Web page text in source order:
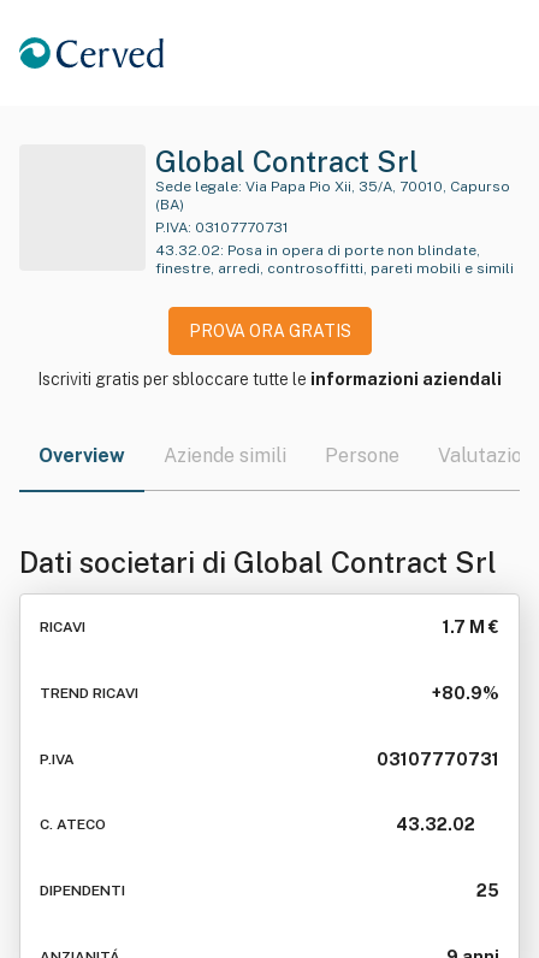
Global Contract Srl
Sede legale:
(BA)
P.IVA: 03107770731
43.32.02: Posa in opera di porte non blindate,
finestre, arredi, controsoffitti, pareti mobili e simili
PROVA ORA GRATIS
Iscriviti gratis per sbloccare tutte le informazioni aziendali
Overview Aziende simili Persone Valutazioni
Dati societari di Global Contract Srl
RICAVI 1.7 M €
TREND RICAVI +80.9%
P.IVA 03107770731
C. ATECO 43.32.02
DIPENDENTI 25